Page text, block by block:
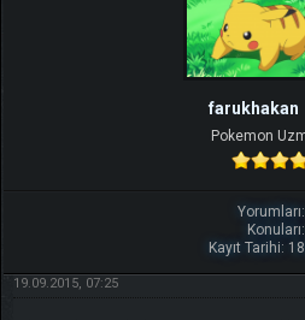
farukhakan
Pokemon
Kayıt Tarihi:
19.09.2015, 07:25